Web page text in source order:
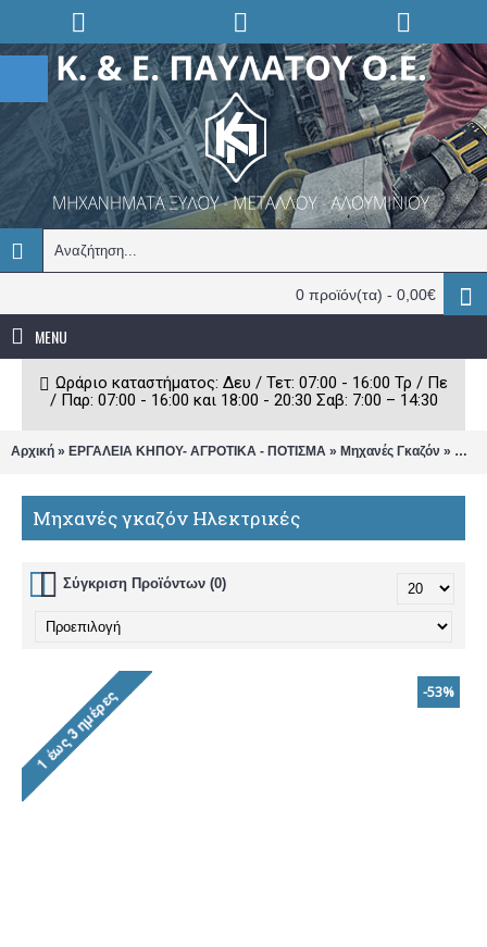
0 προϊόν(τα) - 0,00€
MENU
Ωράριο καταστήματος: Δευ / Τετ: 07:00 - 16:00 Τρ / Πε
/ Παρ: 07:00 - 16:00 και 18:00 - 20:30 Σαβ: 7:00 – 14:30
Αρχική » ΕΡΓΑΛΕΙΑ ΚΗΠΟΥ- ΑΓΡΟΤΙΚΑ - ΠΟΤΙΣΜΑ » Μηχανές Γκαζόν »
Μηχανές γκαζόν Ηλεκτρικές
Σύγκριση Προϊόντων (0)
-53%